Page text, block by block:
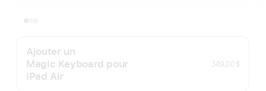
Ajouter un
Magic Keyboard pour
iPad Air
349,00 $